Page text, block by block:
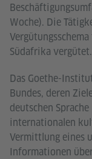
Woche). Die
Südafrika vergütet.
Das Goethe-
Bundes, deren
deutschen
internationalen
Vermittlung eines
Informationen